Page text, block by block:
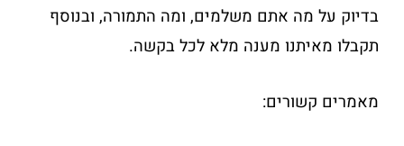
בדיוק על מה אתם משלמים, ומה התמורה, ובנוסף
תקבלו מאיתנו מענה מלא לכל בקשה.
מאמרים קשורים: